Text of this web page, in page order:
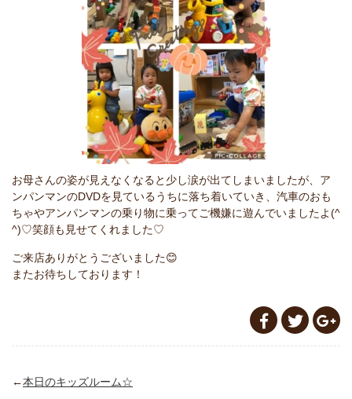
お母さんの姿が見えなくなると少し涙が出てしまいましたが、ア
ンパンマンのDVDを見ているうちに落ち着いていき、汽車のおも
ちゃやアンパンマンの乗り物に乗ってご機嫌に遊んでいましたよ(^
^)♡笑顔も見せてくれました♡
ご来店ありがとうございました😊
またお待ちしております！
←本日のキッズルーム☆